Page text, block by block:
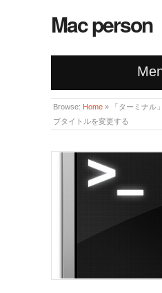
Mac person
Browse: Home »
「ターミナル
ブタイトルを変更する